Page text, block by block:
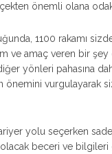
önemli olana
1100 rakamı
ve amaç veren bir
yönleri pahasına
vurgulayarak
yolu seçerken
beceri ve